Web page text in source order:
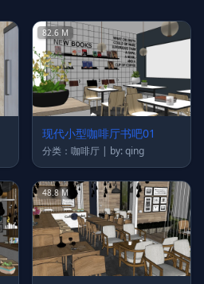
82.6 M
现代小型咖啡厅书吧01
分类：咖啡厅 | by: qing
48.8 M